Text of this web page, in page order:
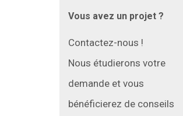
Vous avez un projet ?
Contactez-nous !
Nous étudierons votre
demande et vous
bénéficierez de conseils